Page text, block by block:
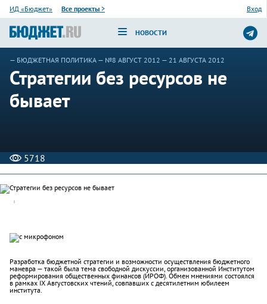
ИД «Бюджет» Все проекты > Вход
НОВОСТИ
— БЮДЖЕТНАЯ ПОЛИТИКА — №8 АВГУСТ 2012 — 21 АВГУСТА 2012
Стратегии без ресурсов не
бывает
5718
Разработка бюджетной стратегии и возможности осуществления бюджетного
маневра — такой была тема свободной дискуссии, организованной Институтом
реформирования общественных финансов (ИРОФ). Обмен мнениями состоялся
в рамках IX Августовских чтений, совпавших с десятилетним юбилеем
института.